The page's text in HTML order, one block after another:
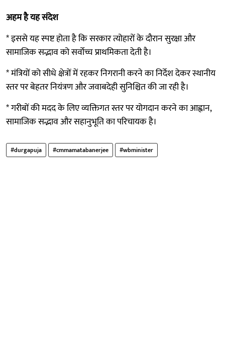
अहम है यह संदेश
* इससे यह स्पष्ट होता है कि सरकार त्योहारों के दौरान सुरक्षा और
सामाजिक सद्भाव को सर्वोच्च प्राथमिकता देती है।
* मंत्रियों को सीधे क्षेत्रों में रहकर निगरानी करने का निर्देश देकर स्थानीय
स्तर पर बेहतर नियंत्रण और जवाबदेही सुनिश्चित की जा रही है।
* गरीबों की मदद के लिए व्यक्तिगत स्तर पर योगदान करने का आह्वान,
सामाजिक सद्भाव और सहानुभूति का परिचायक है।
#durgapuja #cmmamatabanerjee #wbminister